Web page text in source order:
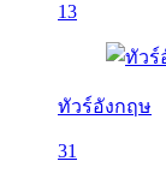
13
ทัวร์อังกฤษ
31